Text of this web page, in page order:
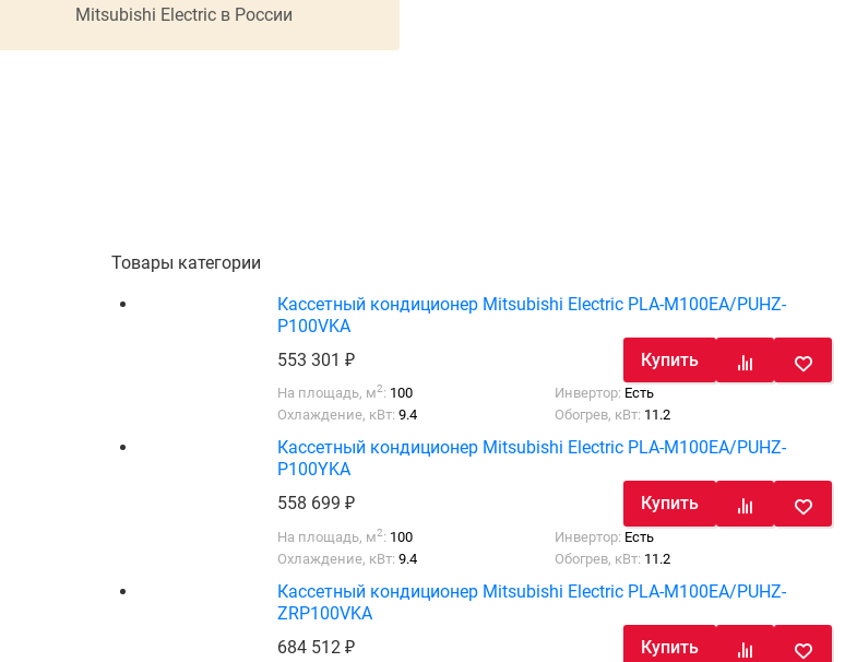
Mitsubishi Electric в России
Товары категории
Кассетный кондиционер Mitsubishi Electric PLA-M100EA/PUHZ-
P100VKA
553 301
Купить
На площадь, м2: 100 Инвертор: Есть
Охлаждение, кВт: 9.4 Обогрев, кВт: 11.2
Кассетный кондиционер Mitsubishi Electric PLA-M100EA/PUHZ-
P100YKA
558 699
Купить
На площадь, м2: 100 Инвертор: Есть
Охлаждение, кВт: 9.4 Обогрев, кВт: 11.2
Кассетный кондиционер Mitsubishi Electric PLA-M100EA/PUHZ-
ZRP100VKA
684 512
Купить